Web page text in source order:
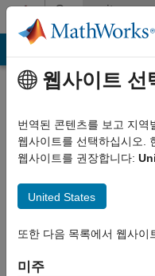
콘텐츠로 바로 가기
Community
Profile
Sam
Fincham
Novartis
2016년부터
웹사이트 선
번역된 콘텐츠를 보고 지역
웹사이트를 선택하십시오.
웹사이트를 권장합니다:
United States
또한 다음 목록에서 웹사이
미주